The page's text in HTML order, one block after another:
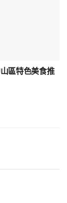
區特色美食推